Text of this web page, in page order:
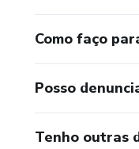
Como faço
Posso
Tenho outras